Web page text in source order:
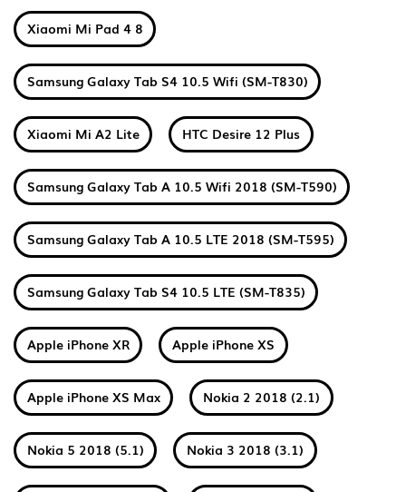
Xiaomi Mi Pad 4 8
Samsung Galaxy Tab S4 10.5 Wifi (SM-T830)
Xiaomi Mi A2 Lite HTC Desire 12 Plus
Samsung Galaxy Tab A 10.5 Wifi 2018 (SM-T590)
Samsung Galaxy Tab A 10.5 LTE 2018 (SM-T595)
Samsung Galaxy Tab S4 10.5 LTE (SM-T835)
Apple iPhone XR Apple iPhone XS
Apple iPhone XS Max Nokia 2 2018 (2.1)
Nokia 5 2018 (5.1) Nokia 3 2018 (3.1)